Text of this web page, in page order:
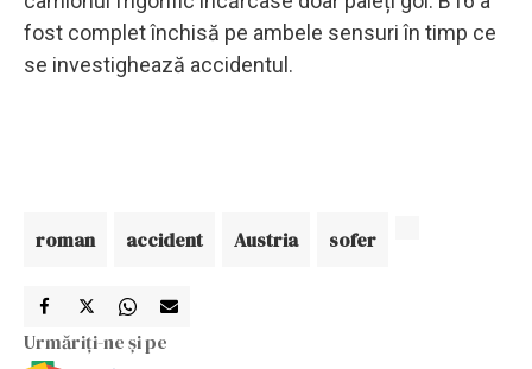
fost complet închisă pe ambele sensuri în timp ce
se investighează accidentul.
roman accident Austria sofer
Urmăriți-ne și pe